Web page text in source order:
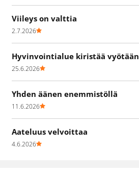
Viileys on valttia
2.7.2026
Hyvinvointialue kiristää vyötään
25.6.2026
Yhden äänen enemmistöllä
11.6.2026
Aateluus velvoittaa
4.6.2026